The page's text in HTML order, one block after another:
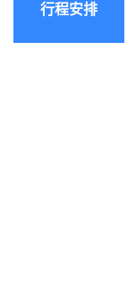
行程安排